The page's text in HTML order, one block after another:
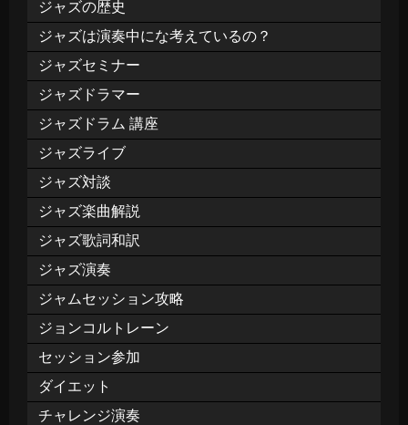
ジャズの歴史
ジャズは演奏中にな考えているの？
ジャズセミナー
ジャズドラマー
ジャズドラム 講座
ジャズライブ
ジャズ対談
ジャズ楽曲解説
ジャズ歌詞和訳
ジャズ演奏
ジャムセッション攻略
ジョンコルトレーン
セッション参加
ダイエット
チャレンジ演奏